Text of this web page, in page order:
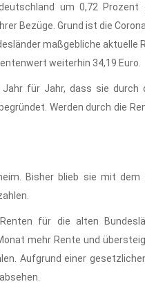
um 0,72 Prozent
Bezüge. Grund ist die
maßgebliche
weiterhin 34,19 Euro.
für Jahr, dass sie durch
Werden durch die
Bisher blieb sie mit
für die alten
mehr Rente und
Aufgrund einer